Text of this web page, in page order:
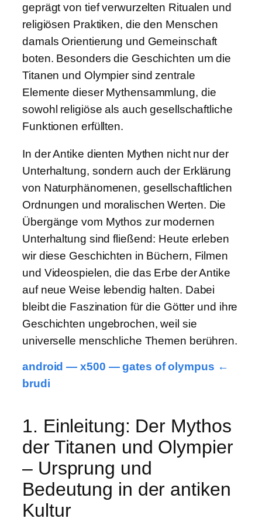
geprägt von tief verwurzelten Ritualen und
religiösen Praktiken, die den Menschen
damals Orientierung und Gemeinschaft
boten. Besonders die Geschichten um die
Titanen und Olympier sind zentrale
Elemente dieser Mythensammlung, die
sowohl religiöse als auch gesellschaftliche
Funktionen erfüllten.
In der Antike dienten Mythen nicht nur der
Unterhaltung, sondern auch der Erklärung
von Naturphänomenen, gesellschaftlichen
Ordnungen und moralischen Werten. Die
Übergänge vom Mythos zur modernen
Unterhaltung sind fließend: Heute erleben
wir diese Geschichten in Büchern, Filmen
und Videospielen, die das Erbe der Antike
auf neue Weise lebendig halten. Dabei
bleibt die Faszination für die Götter und ihre
Geschichten ungebrochen, weil sie
universelle menschliche Themen berühren.
android — x500 — gates of olympus ←
brudi
1. Einleitung: Der Mythos
der Titanen und Olympier
– Ursprung und
Bedeutung in der antiken
Kultur